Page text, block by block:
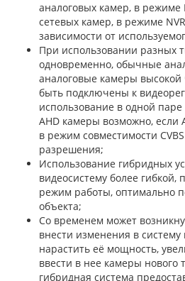
аналоговых камер, в режиме
сетевых камер, в режиме
зависимости от
При использовании разных
одновременно, обычные
аналоговые камеры высокой
быть подключены к
использование в одной
AHD камеры возможно, если
в режим совместимости
разрешения;
Использование гибридных
видеосистему более гибкой,
режим работы, оптимально
объекта;
Со временем может
внести изменения в
нарастить её мощность,
ввести в нее камеры нового
гибридная система